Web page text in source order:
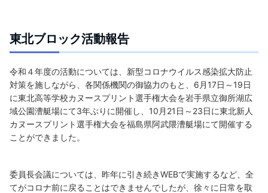
東北ブロック活動報告
令和４年度の活動については、新型コロナウイルス感染拡大防止
対策を施しながら、各関係機関の御協力のもと、6月17日～19日
に東北高等学校カヌースプリント選手権大会を岩手県立御所湖広
域公園漕艇場にて3年ぶりに開催し、10月21日～23日に東北新人
カヌースプリント選手権大会を福島県阿武隈漕艇場にて開催する
ことができました。
委員長会議については、昨年に引き続きWEBで実施するなど、全
てがコロナ前に戻ることはできませんでしたが、徐々に日常を取